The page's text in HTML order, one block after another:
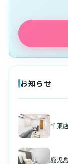
お知らせ
千葉
鹿児